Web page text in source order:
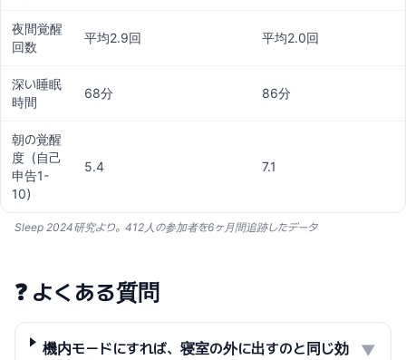
夜間覚醒
回数
平均2.9回 平均2.0回
深い睡眠
時間
68分 86分
朝の覚醒
度（自己
申告1-
10）
5.4 7.1
Sleep 2024研究より。412人の参加者を6ヶ月間追跡したデータ
❓ よくある質問
機内モードにすれば、寝室の外に出すのと同じ効
▼